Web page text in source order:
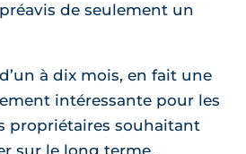
de seulement un
à dix mois, en fait une
intéressante pour les
propriétaires souhaitant